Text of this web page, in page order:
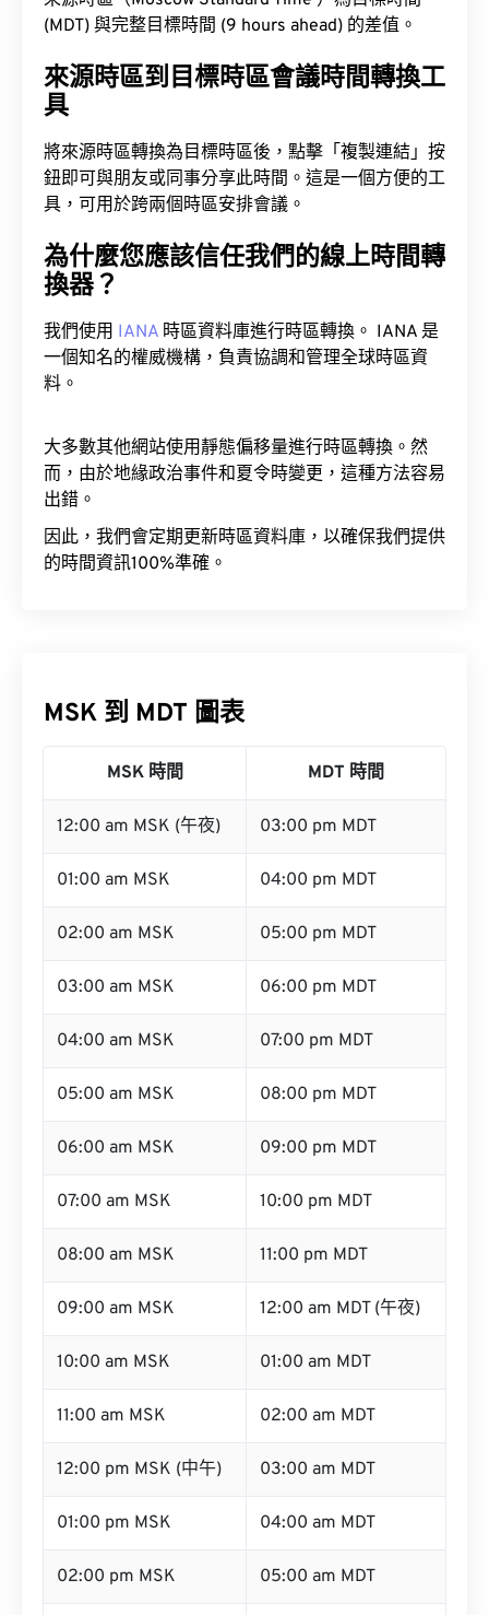
(MDT) 與完整目標時間 (9 hours ahead) 的差值。
來源時區到目標時區會議時間轉換工
具
將來源時區轉換為目標時區後，點擊「複製連結」按
鈕即可與朋友或同事分享此時間。這是一個方便的工
具，可用於跨兩個時區安排會議。
為什麼您應該信任我們的線上時間轉
換器？
我們使用 IANA 時區資料庫進行時區轉換。 IANA 是
一個知名的權威機構，負責協調和管理全球時區資
料。
大多數其他網站使用靜態偏移量進行時區轉換。然
而，由於地緣政治事件和夏令時變更，這種方法容易
出錯。
因此，我們會定期更新時區資料庫，以確保我們提供
的時間資訊100%準確。
MSK 到 MDT 圖表
MSK 時間 MDT 時間
12:00 am MSK (午夜) 03:00 pm MDT
01:00 am MSK 04:00 pm MDT
02:00 am MSK 05:00 pm MDT
03:00 am MSK 06:00 pm MDT
04:00 am MSK 07:00 pm MDT
05:00 am MSK 08:00 pm MDT
06:00 am MSK 09:00 pm MDT
07:00 am MSK 10:00 pm MDT
08:00 am MSK 11:00 pm MDT
09:00 am MSK 12:00 am MDT (午夜)
10:00 am MSK 01:00 am MDT
11:00 am MSK 02:00 am MDT
12:00 pm MSK (中午) 03:00 am MDT
01:00 pm MSK 04:00 am MDT
02:00 pm MSK 05:00 am MDT